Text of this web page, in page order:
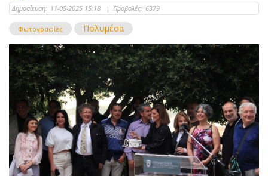
Δημοσίευση: 11-05-2025 15:18 | Προβολές: 6379
Φωτογραφίες Πολυμέσα